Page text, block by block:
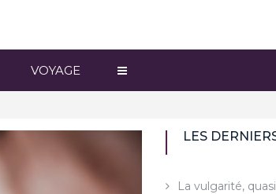
VOYAGE
LES
La vulgarité,